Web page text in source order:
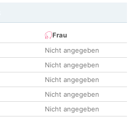
Frau
Nicht angegeben
Nicht angegeben
Nicht angegeben
Nicht angegeben
Nicht angegeben